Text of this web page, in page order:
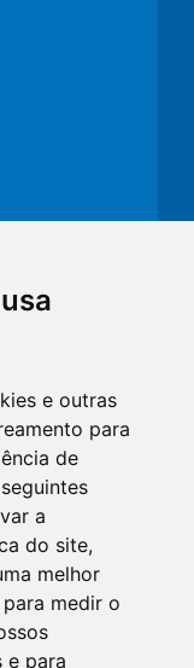
e outras
para
de
a
do site,
melhor
para medir o
e para